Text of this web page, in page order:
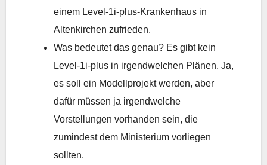
einem Level-1i-plus-Krankenhaus in
Altenkirchen zufrieden.
Was bedeutet das genau? Es gibt kein
Level-1i-plus in irgendwelchen Plänen. Ja,
es soll ein Modellprojekt werden, aber
dafür müssen ja irgendwelche
Vorstellungen vorhanden sein, die
zumindest dem Ministerium vorliegen
sollten.